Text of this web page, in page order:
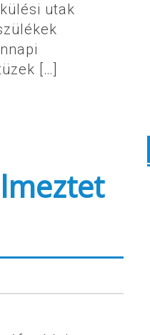
utak
[…]